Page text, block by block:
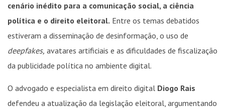
cenário inédito para a comunicação social, a ciência
política e o direito eleitoral. Entre os temas debatidos
estiveram a disseminação de desinformação, o uso de
deepfakes, avatares artificiais e as dificuldades de fiscalização
da publicidade política no ambiente digital.
O advogado e especialista em direito digital Diogo Rais
defendeu a atualização da legislação eleitoral, argumentando